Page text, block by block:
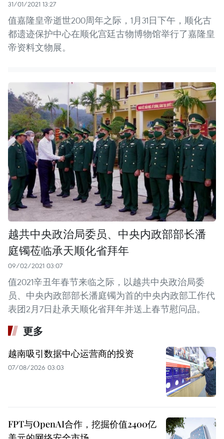
31/01/2021 13:27
值嘉隆皇帝逝世200周年之际，1月31日下午，顺化古
都遗迹保护中心在顺化宫廷古物博物馆举行了嘉隆皇
帝资料文物展。
越共中央政治局委员、中央内政部部长潘
庭镯莅临承天顺化省拜年
09/02/2021 03:07
值2021辛丑年春节来临之际，以越共中央政治局委
员、中央内政部部长潘庭镯为首的中央内政部工作代
表团2月7日赴承天顺化省拜年并送上春节慰问品。
更多
越南吸引数据中心运营商的投资
07/08/2026 03:03
FPT与OpenAI合作，挖掘价值2400亿